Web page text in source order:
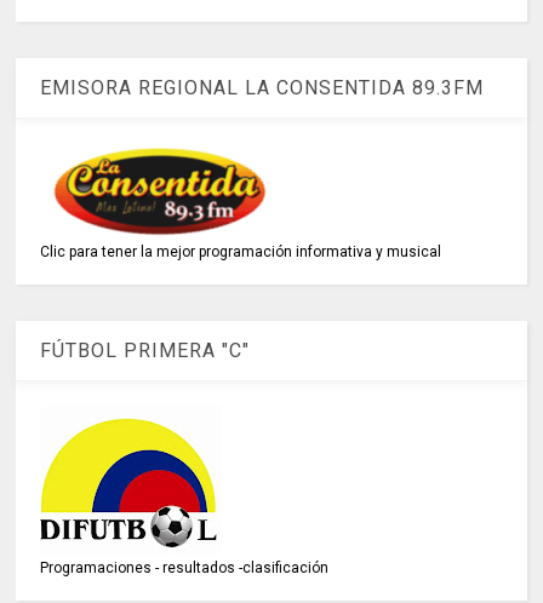
EMISORA REGIONAL LA CONSENTIDA 89.3FM
Clic para tener la mejor programación informativa y musical
FÚTBOL PRIMERA "C"
Programaciones - resultados -clasificación